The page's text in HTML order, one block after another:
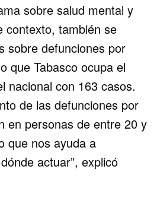
sobre salud mental y
contexto, también se
sobre defunciones por
que Tabasco ocupa el
nacional con 163 casos.
de las defunciones por
en personas de entre 20 y
que nos ayuda a
actuar”, explicó